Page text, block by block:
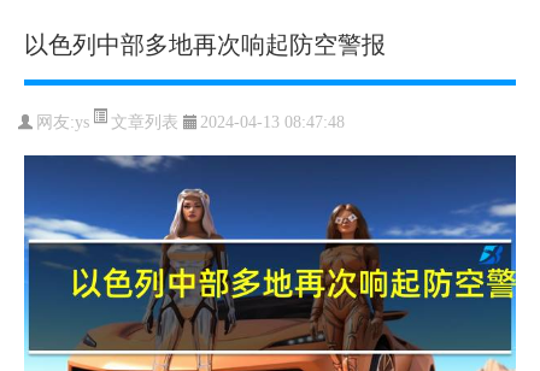
以色列中部多地再次响起防空警报
网友:ys 文章列表 2024-04-13 08:47:48